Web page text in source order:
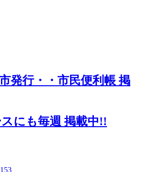
発行・・市民便利帳 掲
にも毎週 掲載中!!